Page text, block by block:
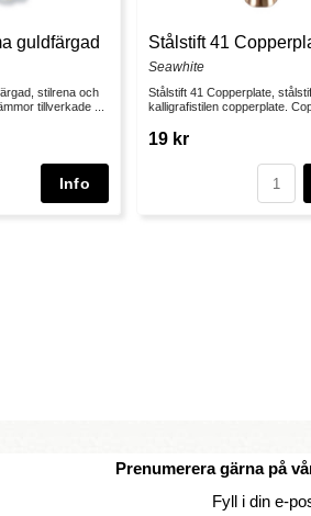
guldfärgad
stilrena och
tillverkade ...
Stålstift 41
Seawhite
Stålstift 41 Copperplate,
kalligrafistilen copperplate.
19 kr
Prenumerera gärna på
Fyll i din e-